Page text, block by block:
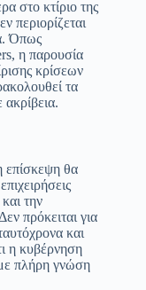
στ
εί
τε
στο κτίριο της
περιορίζεται
Όπως
η παρουσία
κρίσεων
τα
επίσκεψη θα
την
πρόκειται για
και
η κυβέρνηση
με πλήρη γνώση